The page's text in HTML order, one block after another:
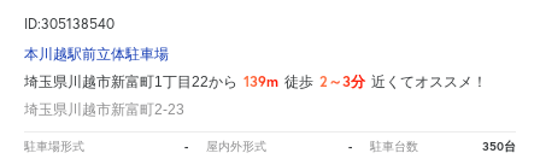
ID:305138540
本川越駅前立体駐車場
埼玉県川越市新富町1丁目22から 139m 徒歩 2～3分 近くてオススメ！
埼玉県川越市新富町2-23
駐車場形式 - 屋内外形式 - 駐車台数 350台